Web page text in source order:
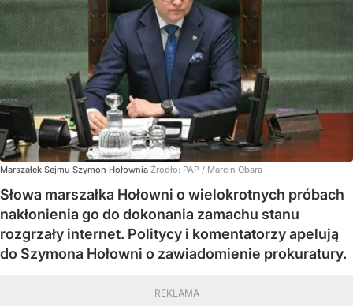
Marszałek Sejmu Szymon Hołownia Źródło: PAP / Marcin Obara
Słowa marszałka Hołowni o wielokrotnych próbach
nakłonienia go do dokonania zamachu stanu
rozgrzały internet. Politycy i komentatorzy apelują
do Szymona Hołowni o zawiadomienie prokuratury.